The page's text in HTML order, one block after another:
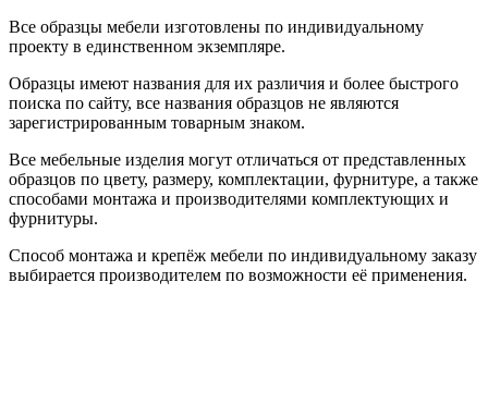
Все образцы мебели изготовлены по индивидуальному
проекту в единственном экземпляре.
Образцы имеют названия для их различия и более быстрого
поиска по сайту, все названия образцов не являются
зарегистрированным товарным знаком.
Все мебельные изделия могут отличаться от представленных
образцов по цвету, размеру, комплектации, фурнитуре, а также
способами монтажа и производителями комплектующих и
фурнитуры.
Способ монтажа и крепёж мебели по индивидуальному заказу
выбирается производителем по возможности её применения.